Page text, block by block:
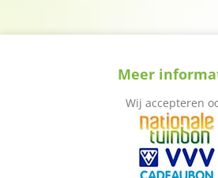
Meer
Wij accepteren